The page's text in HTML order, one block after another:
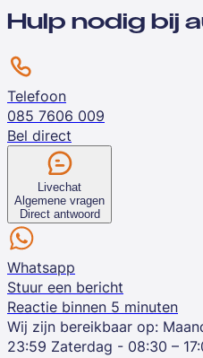
Hulp nodig bij
Telefoon
085 7606 009
Bel direct
Livechat
Algemene vragen
Direct antwoord
Whatsapp
Stuur een bericht
Reactie binnen 5 minuten
Wij zijn bereikbaar op:
23:59 Zaterdag - 08:30 –